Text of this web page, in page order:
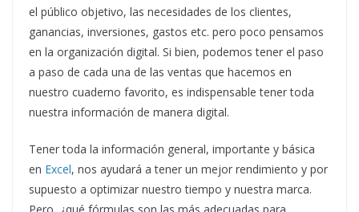
el público objetivo, las necesidades de los clientes,
ganancias, inversiones, gastos etc. pero poco pensamos
en la organización digital. Si bien, podemos tener el paso
a paso de cada una de las ventas que hacemos en
nuestro cuaderno favorito, es indispensable tener toda
nuestra información de manera digital.
Tener toda la información general, importante y básica
en Excel, nos ayudará a tener un mejor rendimiento y por
supuesto a optimizar nuestro tiempo y nuestra marca.